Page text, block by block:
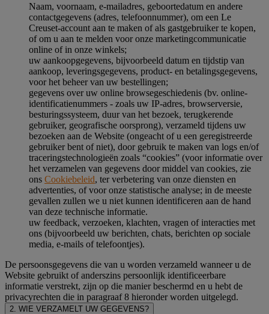
Naam, voornaam, e-mailadres, geboortedatum en andere
contactgegevens (adres, telefoonnummer), om een Le
Creuset-account aan te maken of als gastgebruiker te kopen,
of om u aan te melden voor onze marketingcommunicatie
online of in onze winkels;
uw aankoopgegevens, bijvoorbeeld datum en tijdstip van
aankoop, leveringsgegevens, product- en betalingsgegevens,
voor het beheer van uw bestellingen;
gegevens over uw online browsegeschiedenis (bv. online-
identificatienummers - zoals uw IP-adres, browserversie,
besturingssysteem, duur van het bezoek, terugkerende
gebruiker, geografische oorsprong), verzameld tijdens uw
bezoeken aan de Website (ongeacht of u een geregistreerde
gebruiker bent of niet), door gebruik te maken van logs en/of
traceringstechnologieën zoals “cookies” (voor informatie over
het verzamelen van gegevens door middel van cookies, zie
ons Cookiebeleid, ter verbetering van onze diensten en
advertenties, of voor onze statistische analyse; in de meeste
gevallen zullen we u niet kunnen identificeren aan de hand
van deze technische informatie.
uw feedback, verzoeken, klachten, vragen of interacties met
ons (bijvoorbeeld uw berichten, chats, berichten op sociale
media, e-mails of telefoontjes).
De persoonsgegevens die van u worden verzameld wanneer u de
Website gebruikt of anderszins persoonlijk identificeerbare
informatie verstrekt, zijn op die manier beschermd en u hebt de
privacyrechten die in paragraaf 8 hieronder worden uitgelegd.
2. WIE VERZAMELT UW GEGEVENS?